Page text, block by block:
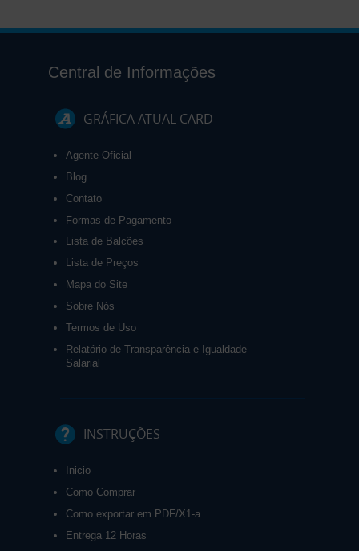
Central de Informações
GRÁFICA ATUAL CARD
Agente Oficial
Blog
Contato
Formas de Pagamento
Lista de Balcões
Lista de Preços
Mapa do Site
Sobre Nós
Termos de Uso
Relatório de Transparência e Igualdade
Salarial
INSTRUÇÕES
Inicio
Como Comprar
Como exportar em PDF/X1-a
Entrega 12 Horas